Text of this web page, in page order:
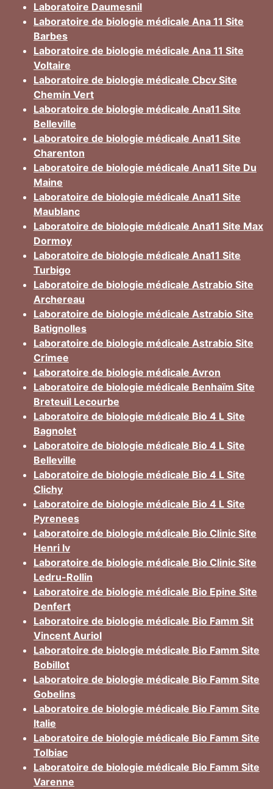
Laboratoire Daumesnil
Laboratoire de biologie médicale Ana 11 Site
Barbes
Laboratoire de biologie médicale Ana 11 Site
Voltaire
Laboratoire de biologie médicale Cbcv Site
Chemin Vert
Laboratoire de biologie médicale Ana11 Site
Belleville
Laboratoire de biologie médicale Ana11 Site
Charenton
Laboratoire de biologie médicale Ana11 Site Du
Maine
Laboratoire de biologie médicale Ana11 Site
Maublanc
Laboratoire de biologie médicale Ana11 Site Max
Dormoy
Laboratoire de biologie médicale Ana11 Site
Turbigo
Laboratoire de biologie médicale Astrabio Site
Archereau
Laboratoire de biologie médicale Astrabio Site
Batignolles
Laboratoire de biologie médicale Astrabio Site
Crimee
Laboratoire de biologie médicale Avron
Laboratoire de biologie médicale Benhaïm Site
Breteuil Lecourbe
Laboratoire de biologie médicale Bio 4 L Site
Bagnolet
Laboratoire de biologie médicale Bio 4 L Site
Belleville
Laboratoire de biologie médicale Bio 4 L Site
Clichy
Laboratoire de biologie médicale Bio 4 L Site
Pyrenees
Laboratoire de biologie médicale Bio Clinic Site
Henri Iv
Laboratoire de biologie médicale Bio Clinic Site
Ledru-Rollin
Laboratoire de biologie médicale Bio Epine Site
Denfert
Laboratoire de biologie médicale Bio Famm Sit
Vincent Auriol
Laboratoire de biologie médicale Bio Famm Site
Bobillot
Laboratoire de biologie médicale Bio Famm Site
Gobelins
Laboratoire de biologie médicale Bio Famm Site
Italie
Laboratoire de biologie médicale Bio Famm Site
Tolbiac
Laboratoire de biologie médicale Bio Famm Site
Varenne